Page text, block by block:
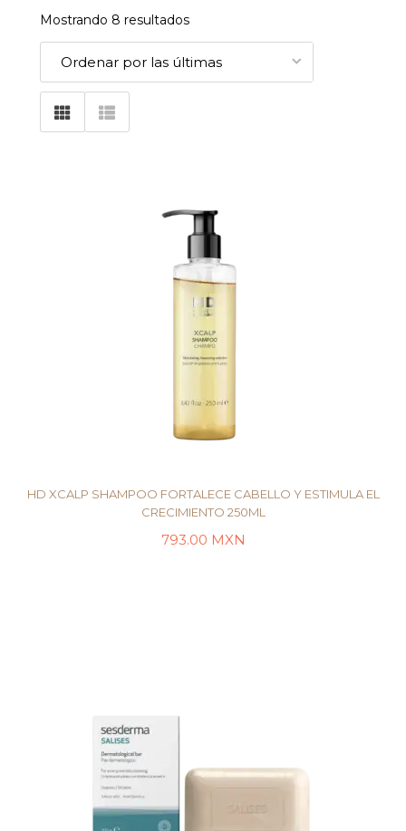
Mostrando 8 resultados
HD XCALP SHAMPOO FORTALECE CABELLO Y ESTIMULA EL
CRECIMIENTO 250ML
793.00 MXN